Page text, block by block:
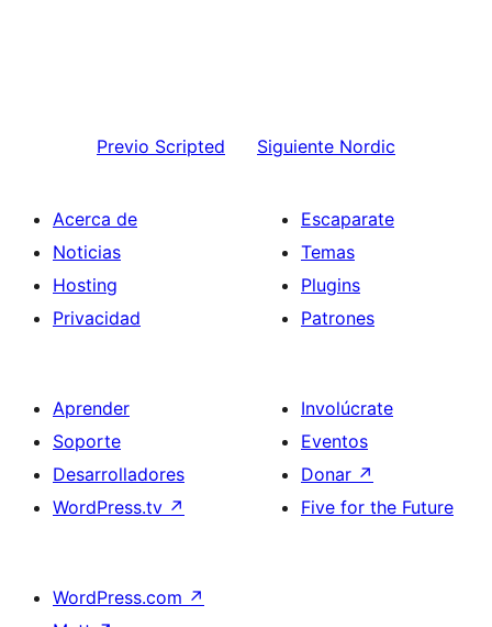
Previo Scripted Siguiente Nordic
Acerca de
Noticias
Hosting
Privacidad
Escaparate
Temas
Plugins
Patrones
Aprender
Soporte
Desarrolladores
WordPress.tv ↗
Involúcrate
Eventos
Donar ↗
Five for the Future
WordPress.com ↗